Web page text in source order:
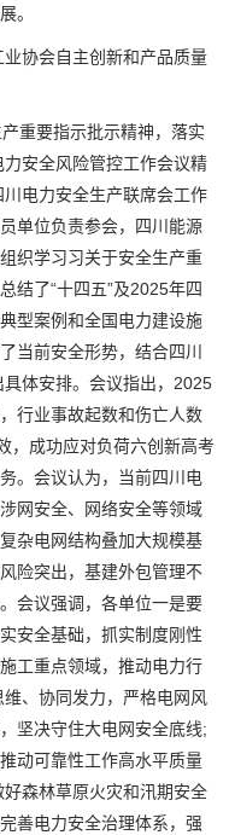
。
协会自主创新和产品质量
重要指示批示精神，落实
安全风险管控工作会议精
电力安全生产联席会工作
单位负责参会，四川能源
织学习习关于安全生产重
结了“十四五”及2025年四
型案例和全国电力建设施
当前安全形势，结合四川
体安排。会议指出，2025
行业事故起数和伤亡人数
，成功应对负荷六创新高考
。会议认为，当前四川电
网安全、网络安全等领域
杂电网结构叠加大规模基
险突出，基建外包管理不
会议强调，各单位一是要
安全基础，抓实制度刚性
工重点领域，推动电力行
、协同发力，严格电网风
坚决守住大电网安全底线;
动可靠性工作高水平质量
森林草原火灾和汛期安全
善电力安全治理体系，强